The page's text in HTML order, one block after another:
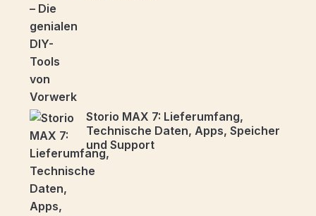
Storio MAX 7: Lieferumfang,
Technische Daten, Apps, Speicher
und Support